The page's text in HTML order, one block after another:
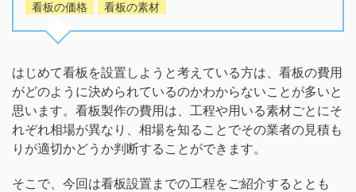
看板の価格
看板の素材
はじめて看板を設置しようと考えている方は、看板の費用
がどのように決められているのかわからないことが多いと
思います。看板製作の費用は、工程や用いる素材ごとにそ
れぞれ相場が異なり、相場を知ることでその業者の見積も
りが適切かどうか判断することができます。
そこで、今回は看板設置までの工程をご紹介するととも